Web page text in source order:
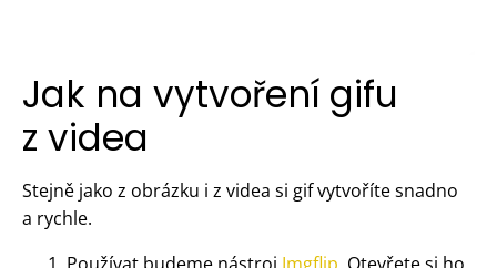
Jak na vytvoření gifu
z videa
Stejně jako z obrázku i z videa si gif vytvoříte snadno
a rychle.
Používat budeme nástroj Imgflip . Otevřete si ho